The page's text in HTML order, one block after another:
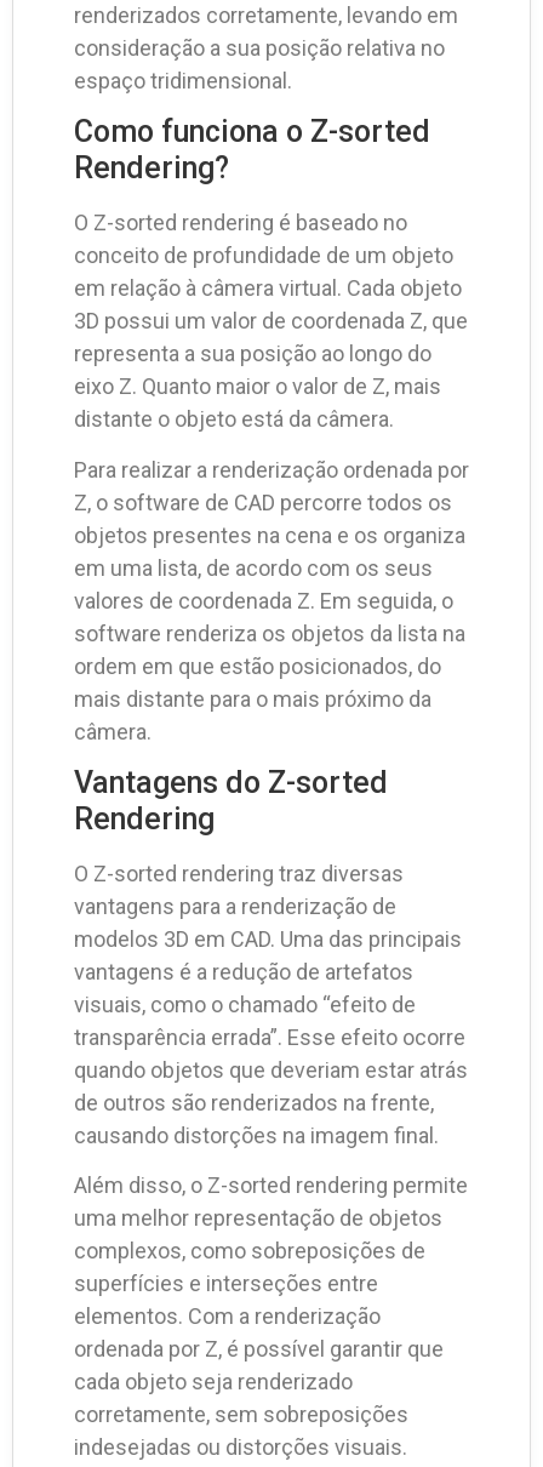
renderizados corretamente, levando em
consideração a sua posição relativa no
espaço tridimensional.
Como funciona o Z-sorted
Rendering?
O Z-sorted rendering é baseado no
conceito de profundidade de um objeto
em relação à câmera virtual. Cada objeto
3D possui um valor de coordenada Z, que
representa a sua posição ao longo do
eixo Z. Quanto maior o valor de Z, mais
distante o objeto está da câmera.
Para realizar a renderização ordenada por
Z, o software de CAD percorre todos os
objetos presentes na cena e os organiza
em uma lista, de acordo com os seus
valores de coordenada Z. Em seguida, o
software renderiza os objetos da lista na
ordem em que estão posicionados, do
mais distante para o mais próximo da
câmera.
Vantagens do Z-sorted
Rendering
O Z-sorted rendering traz diversas
vantagens para a renderização de
modelos 3D em CAD. Uma das principais
vantagens é a redução de artefatos
visuais, como o chamado “efeito de
transparência errada”. Esse efeito ocorre
quando objetos que deveriam estar atrás
de outros são renderizados na frente,
causando distorções na imagem final.
Além disso, o Z-sorted rendering permite
uma melhor representação de objetos
complexos, como sobreposições de
superfícies e interseções entre
elementos. Com a renderização
ordenada por Z, é possível garantir que
cada objeto seja renderizado
corretamente, sem sobreposições
indesejadas ou distorções visuais.